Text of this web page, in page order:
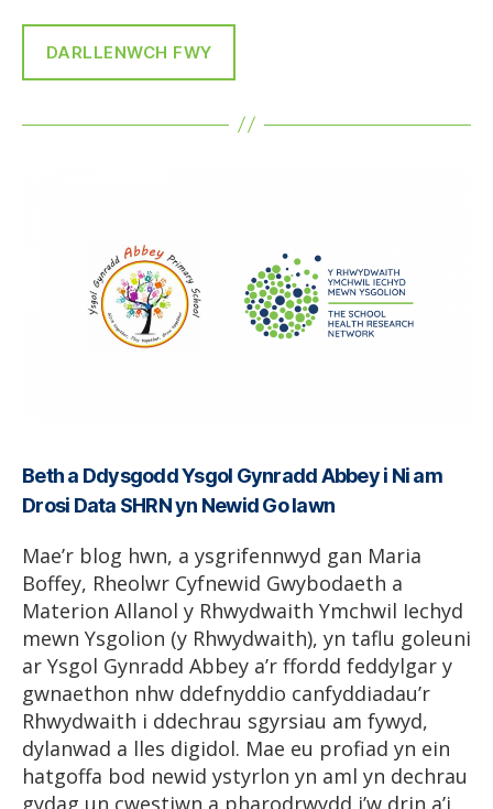
DARLLENWCH FWY
Beth a Ddysgodd Ysgol Gynradd Abbey i Ni am
Drosi Data SHRN yn Newid Go Iawn
Mae’r blog hwn, a ysgrifennwyd gan Maria
Boffey, Rheolwr Cyfnewid Gwybodaeth a
Materion Allanol y Rhwydwaith Ymchwil Iechyd
mewn Ysgolion (y Rhwydwaith), yn taflu goleuni
ar Ysgol Gynradd Abbey a’r ffordd feddylgar y
gwnaethon nhw ddefnyddio canfyddiadau’r
Rhwydwaith i ddechrau sgyrsiau am fywyd,
dylanwad a lles digidol. Mae eu profiad yn ein
hatgoffa bod newid ystyrlon yn aml yn dechrau